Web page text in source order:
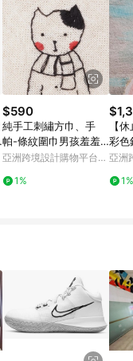
$590
純手工刺繡方巾、手
帕-條紋圍巾男孩羞羞
貓
亞洲跨境設計購物平台
1%
【
彩色
亞洲
1%